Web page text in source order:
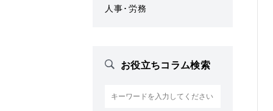
人事･労務
お役立ちコラム検索